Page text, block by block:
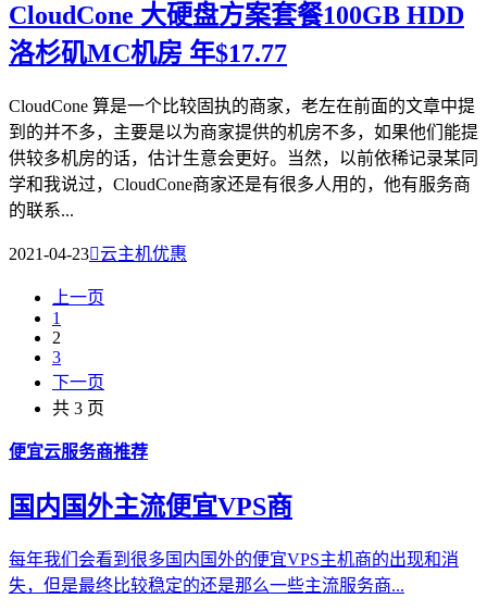
CloudCone 大硬盘方案套餐100GB HDD
洛杉矶MC机房 年$17.77
CloudCone 算是一个比较固执的商家，老左在前面的文章中提
到的并不多，主要是以为商家提供的机房不多，如果他们能提
供较多机房的话，估计生意会更好。当然，以前依稀记录某同
学和我说过，CloudCone商家还是有很多人用的，他有服务商
的联系...
2021-04-23云主机优惠
上一页
1
2
3
下一页
共 3 页
便宜云服务商推荐
国内国外主流便宜VPS商
每年我们会看到很多国内国外的便宜VPS主机商的出现和消
失，但是最终比较稳定的还是那么一些主流服务商...